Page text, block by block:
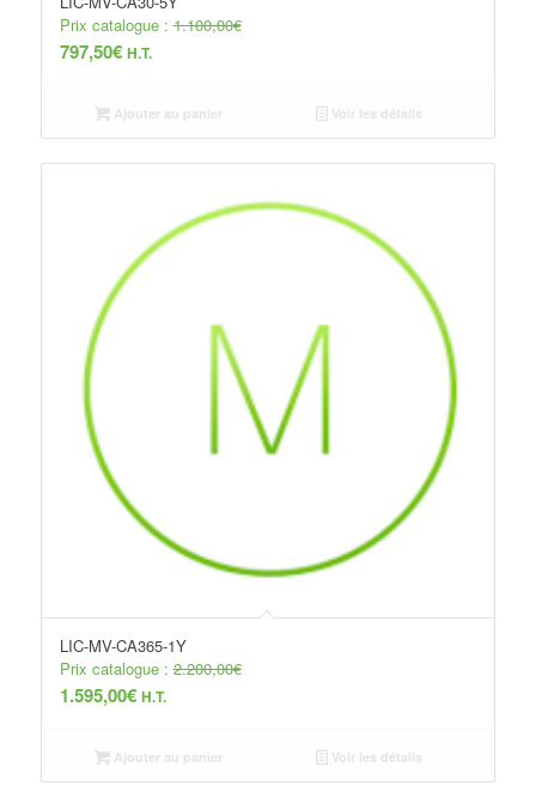
Prix catalogue :1.100,00€
797,50€ H.T.
Ajouter au panier Voir les détails
LIC-MV-CA365-1Y
Prix catalogue :2.200,00€
1.595,00€ H.T.
Ajouter au panier Voir les détails